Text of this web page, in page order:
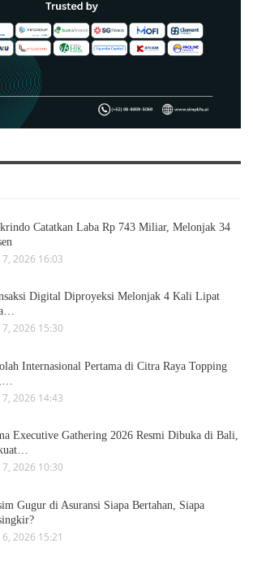
Catatkan Laba Rp 743 Miliar, Melonjak 34
2026 16:03
Digital Diproyeksi Melonjak 4 Kali Lipat
2026 15:30
Internasional Pertama di Citra Raya Topping
2026 14:43
Executive Gathering 2026 Resmi Dibuka di Bali,
2026 10:30
Gugur di Asuransi Siapa Bertahan, Siapa
2026 15:21